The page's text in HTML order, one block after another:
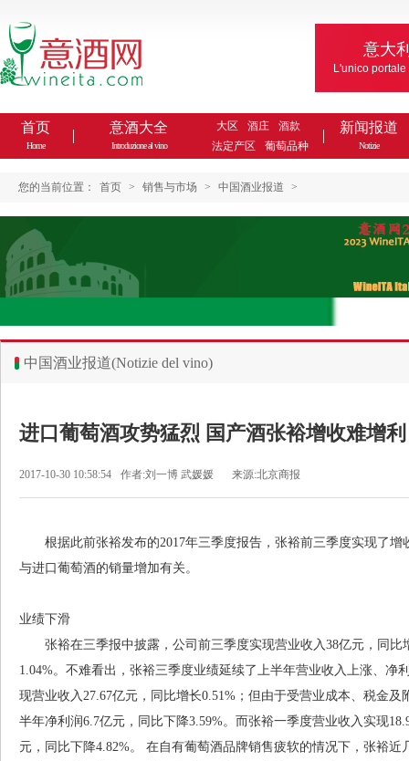
意大
L'unico
首页
Home
意酒大全
Introduzione al vino
大区 酒庄
酒款
法定产区
葡萄品种
新闻报道
Notizie
您的当前位置： 首页 > 销售与市场 > 中国酒业报道 >
中国酒业报道(Notizie del vino)
进口葡萄酒攻势猛烈 国产酒张裕增收难增利
2017-10-30 10:58:54 作者:刘一博 武媛媛 来源:北京商报
根据此前张裕发布的2017年三季度报告，张裕前三季度实现了
与进口葡萄酒的销量增加有关。
业绩下滑
张裕在三季报中披露，公司前三季度实现营业收入38亿元，同比
1.04%。不难看出，张裕三季度业绩延续了上半年营业收入上涨、净
现营业收入27.67亿元，同比增长0.51%；但由于受营业成本、税金
半年净利润6.7亿元，同比下降3.59%。而张裕一季度营业收入实现
元，同比下降4.82%。 在自有葡萄酒品牌销售疲软的情况下，张裕